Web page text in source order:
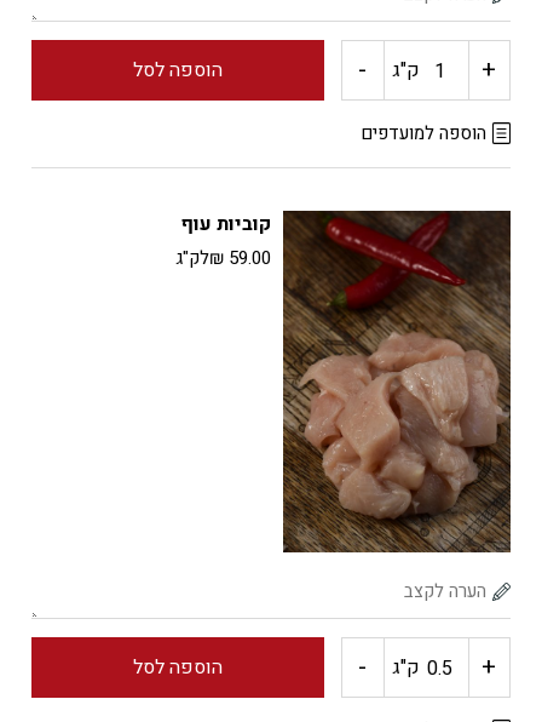
+ כמות
של
ללא
עור
ק"ג - הוספה לסל
הוספה למועדפים
קוביות עוף
₪ 59.00 לק"ג
+ כמות ק"ג - הוספה לסל